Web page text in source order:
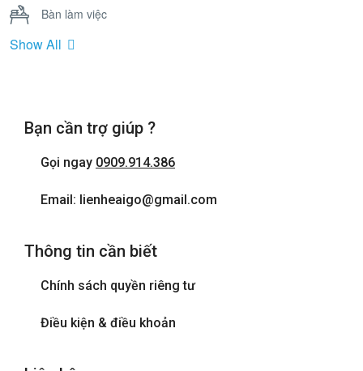
Bàn làm việc
Bồn Tắm Nằm
Điện thoại
Phòng tắm đứng
Show All
Bạn cần trợ giúp ?
Gọi ngay 0909.914.386
Email: lienheaigo@gmail.com
Thông tin cần biết
Chính sách quyền riêng tư
Điều kiện & điều khoản